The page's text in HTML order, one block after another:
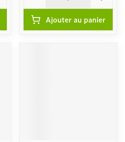
Ajouter au panier